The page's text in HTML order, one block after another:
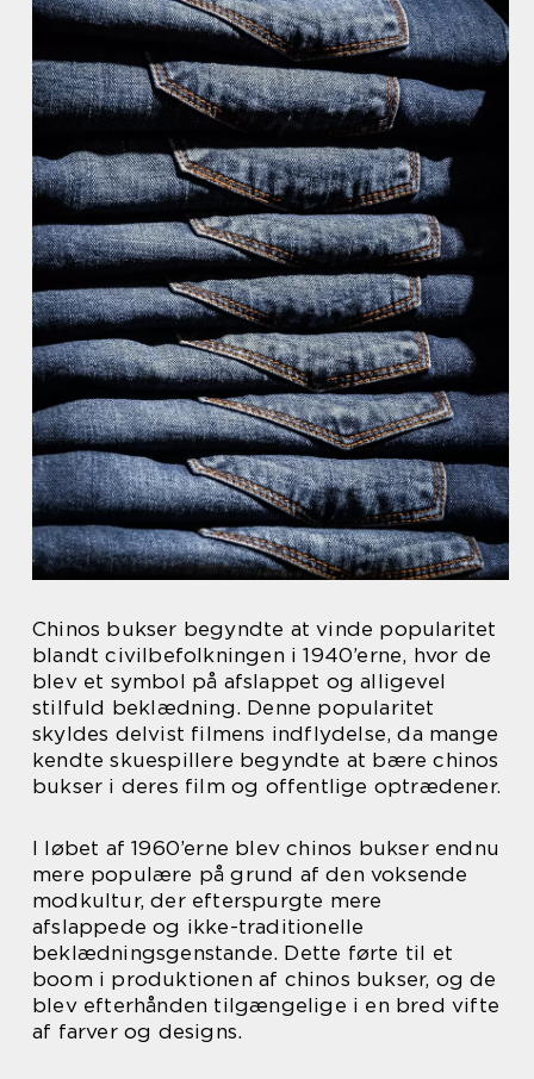
Chinos bukser begyndte at vinde popularitet
blandt civilbefolkningen i 1940’erne, hvor de
blev et symbol på afslappet og alligevel
stilfuld beklædning. Denne popularitet
skyldes delvist filmens indflydelse, da mange
kendte skuespillere begyndte at bære chinos
bukser i deres film og offentlige optrædener.
I løbet af 1960’erne blev chinos bukser endnu
mere populære på grund af den voksende
modkultur, der efterspurgte mere
afslappede og ikke-traditionelle
beklædningsgenstande. Dette førte til et
boom i produktionen af chinos bukser, og de
blev efterhånden tilgængelige i en bred vifte
af farver og designs.